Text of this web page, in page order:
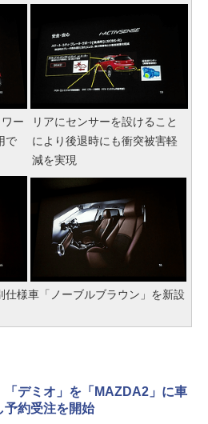
ー
で
リアにセンサーを設けること
により後退時にも衝突被害軽
減を実現
仕様車「ノーブルブラウン」を新設
「デミオ」を「MAZDA2」に車
予約受注を開始